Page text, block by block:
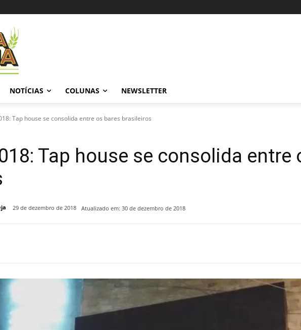
NOTÍCIAS COLUNAS NEWSLETTER
Tap house se consolida entre os bares brasileiros
Tap house se consolida entre
29 de dezembro de 2018 Atualizado em: 30 de dezembro de 2018